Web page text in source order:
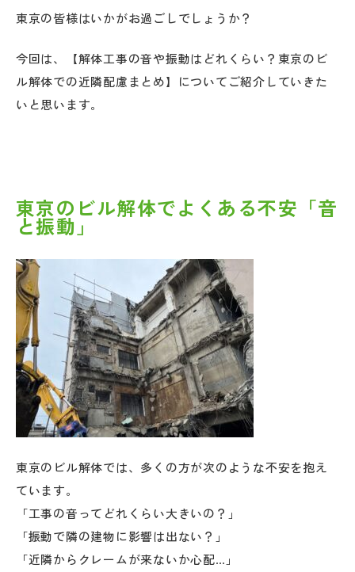
東京の皆様はいかがお過ごしでしょうか？
今回は、【解体工事の音や振動はどれくらい？東京のビ
ル解体での近隣配慮まとめ】についてご紹介していきた
いと思います。
東京のビル解体でよくある不安「音
と振動」
東京のビル解体では、多くの方が次のような不安を抱え
ています。
「工事の音ってどれくらい大きいの？」
「振動で隣の建物に影響は出ない？」
「近隣からクレームが来ないか心配…」